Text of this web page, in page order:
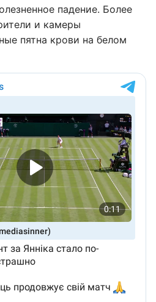
падение. Более
и камеры
пятна крови на белом